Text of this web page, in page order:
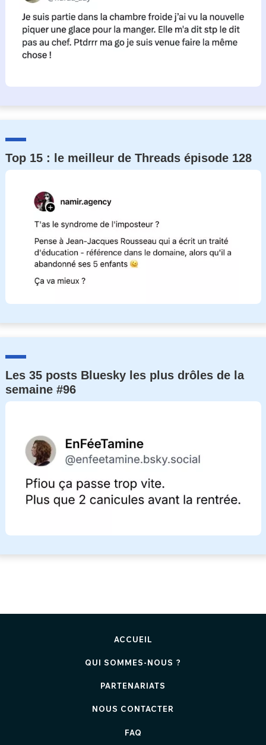
Top 15 : le meilleur de Threads épisode 128
Les 35 posts Bluesky les plus drôles de la
semaine #96
ACCUEIL
QUI SOMMES-NOUS ?
PARTENARIATS
NOUS CONTACTER
FAQ